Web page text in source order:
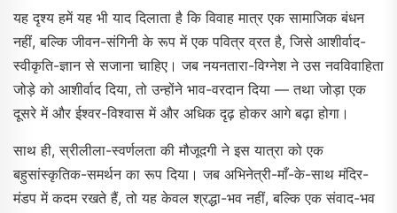
यह दृश्य हमें यह भी याद दिलाता है कि विवाह मात्र एक सामाजिक बंधन
नहीं, बल्कि जीवन-संगिनी के रूप में एक पवित्र व्रत है, जिसे आशीर्वाद-
स्वीकृति-ज्ञान से सजाना चाहिए। जब नयनतारा-विग्नेश ने उस नवविवाहिता
जोड़े को आशीर्वाद दिया, तो उन्होंने भाव-वरदान दिया — तथा जोड़ा एक
दूसरे में और ईश्वर-विश्वास में और अधिक दृढ़ होकर आगे बढ़ा होगा।
साथ ही, स्रीलीला-स्वर्णलता की मौजूदगी ने इस यात्रा को एक
बहुसांस्कृतिक-समर्थन का रूप दिया। जब अभिनेत्री-माँ-के-साथ मंदिर-
मंडप में कदम रखते हैं, तो यह केवल श्रद्धा-भव नहीं, बल्कि एक संवाद-भव